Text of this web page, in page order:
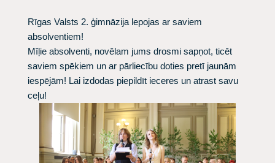
Rīgas Valsts 2. ģimnāzija lepojas ar saviem
absolventiem!
Mīļie absolventi, novēlam jums drosmi sapņot, ticēt
saviem spēkiem un ar pārliecību doties pretī jaunām
iespējām! Lai izdodas piepildīt ieceres un atrast savu
ceļu!